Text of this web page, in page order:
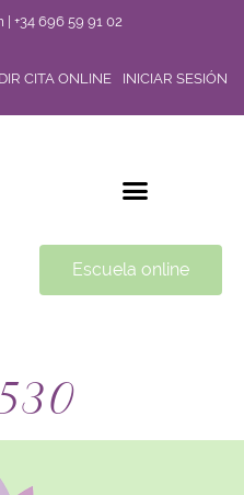
+34 696 59 91 02
CITA ONLINE INICIAR SESIÓN
Escuela online